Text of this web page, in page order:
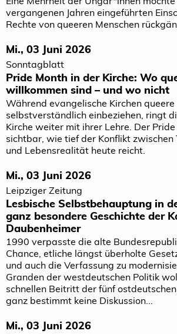
vergangenen Jahren eingeführten
Rechte von queeren Menschen
Mi., 03 Juni 2026
Sonntagblatt
Pride Month in der Kirche: Wo
willkommen sind – und wo nicht
Während evangelische Kirchen
selbstverständlich einbeziehen, ringt
Kirche weiter mit ihrer Lehre. Der
sichtbar, wie tief der Konflikt zwischen
und Lebensrealität heute reicht.
Mi., 03 Juni 2026
Leipziger Zeitung
Lesbische Selbstbehauptung in
ganz besondere Geschichte der
Daubenheimer
1990 verpasste die alte
Chance, etliche längst überholte
und auch die Verfassung zu
Granden der westdeutschen Politik
schnellen Beitritt der fünf
ganz bestimmt keine Diskussion...
Mi., 03 Juni 2026